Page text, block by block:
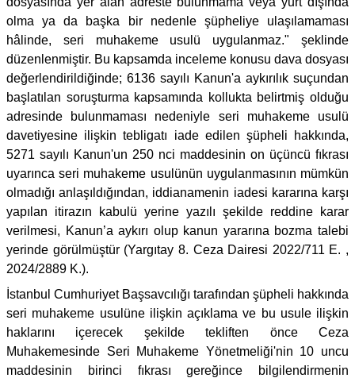
olma ya da başka bir nedenle şüpheliye ulaşılamaması
hâlinde, seri muhakeme usulü uygulanmaz." şeklinde
düzenlenmiştir. Bu kapsamda inceleme konusu dava dosyası
değerlendirildiğinde; 6136 sayılı Kanun'a aykırılık suçundan
başlatılan soruşturma kapsamında kollukta belirtmiş olduğu
adresinde bulunmaması nedeniyle seri muhakeme usulü
davetiyesine ilişkin tebligatı iade edilen şüpheli hakkında,
5271 sayılı Kanun'un 250 nci maddesinin on üçüncü fıkrası
uyarınca seri muhakeme usulünün uygulanmasının mümkün
olmadığı anlaşıldığından, iddianamenin iadesi kararına karşı
yapılan itirazın kabulü yerine yazılı şekilde reddine karar
verilmesi, Kanun’a aykırı olup kanun yararına bozma talebi
yerinde görülmüştür (Yargıtay 8. Ceza Dairesi 2022/711 E. ,
2024/2889 K.).
İstanbul Cumhuriyet Başsavcılığı tarafından şüpheli hakkında
seri muhakeme usulüne ilişkin açıklama ve bu usule ilişkin
haklarını içerecek şekilde tekliften önce Ceza
Muhakemesinde Seri Muhakeme Yönetmeliği'nin 10 uncu
maddesinin birinci fıkrası gereğince bilgilendirmenin